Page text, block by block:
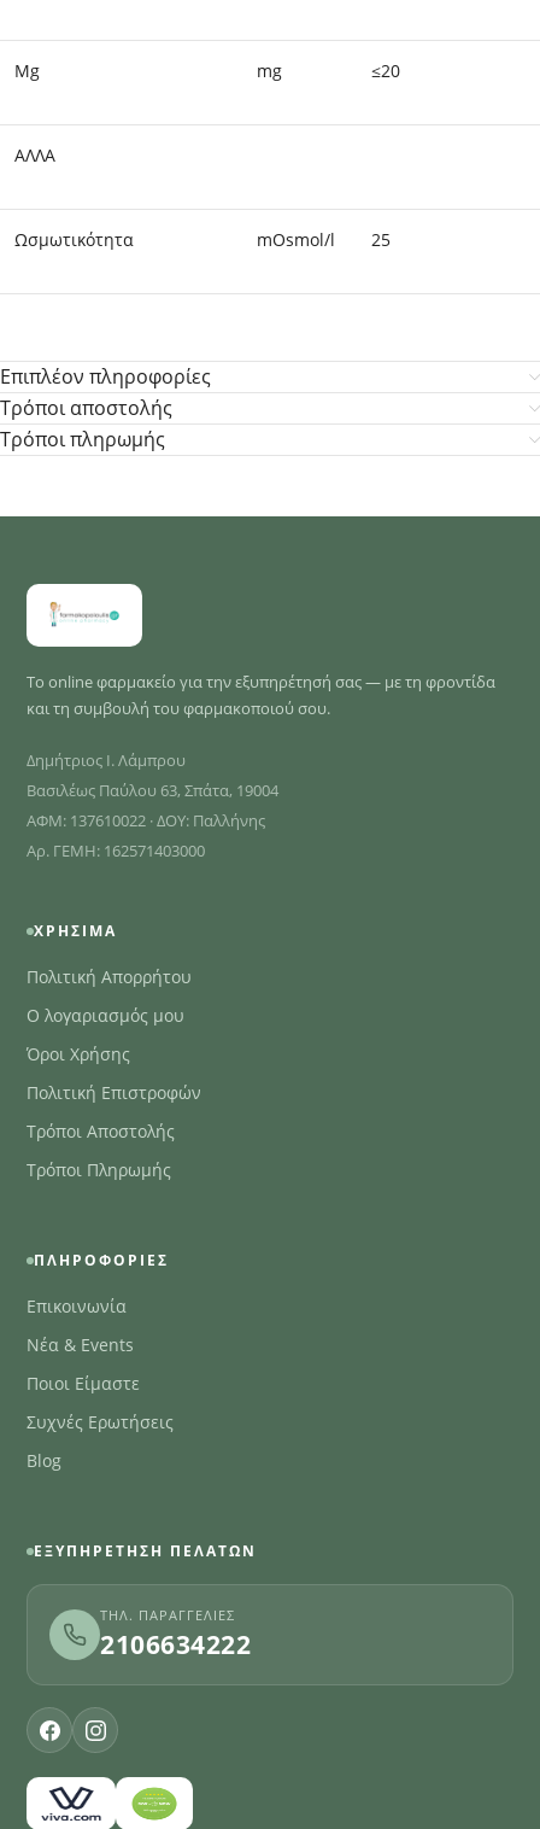
Mg mg ≤20
ΑΛΛΑ
Ωσμωτικότητα mOsmol/l 25
Επιπλέον πληροφορίες
Τρόποι αποστολής
Τρόποι πληρωμής
Το online φαρμακείο για την εξυπηρέτησή σας — με τη φροντίδα
και τη συμβουλή του φαρμακοποιού σου.
Δημήτριος Ι. Λάμπρου
Βασιλέως Παύλου 63, Σπάτα, 19004
ΑΦΜ: 137610022 · ΔΟΥ: Παλλήνης
Αρ. ΓΕΜΗ: 162571403000
ΧΡΉΣΙΜΑ
Πολιτική Απορρήτου
Ο λογαριασμός μου
Όροι Χρήσης
Πολιτική Επιστροφών
Τρόποι Αποστολής
Τρόποι Πληρωμής
ΠΛΗΡΟΦΟΡΊΕΣ
Επικοινωνία
Νέα & Events
Ποιοι Είμαστε
Συχνές Ερωτήσεις
Blog
ΕΞΥΠΗΡΈΤΗΣΗ ΠΕΛΑΤΏΝ
ΤΗΛ. ΠΑΡΑΓΓΕΛΊΕΣ
2106634222